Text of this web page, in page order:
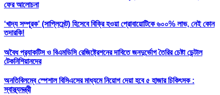
ফের আলোচনা
‘খাদ্য সম্পূরক’ (সাপ্লিমেন্ট) হিসেবে বিক্রি হওয়া প্রোবায়োটিকে ৬০০% লাভ, নেই কোন
তদারকি!
অবৈধ প্র‍্যাকটিস ও বিএমডিসি রেজিষ্ট্রেশনের দাবিতে জনদুর্ভোগ তৈরির চেষ্টা ডেন্টাল
টেকনিশিয়ানদের
অনতিবিলম্বে স্পেশাল বিসিএসের মাধ্যমে নিয়োগ দেয়া হবে ৫ হাজার চিকিৎসক :
স্বাস্থ্যমন্ত্রী